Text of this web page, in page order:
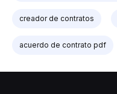
creador de contratos
acuerdo de contrato pdf